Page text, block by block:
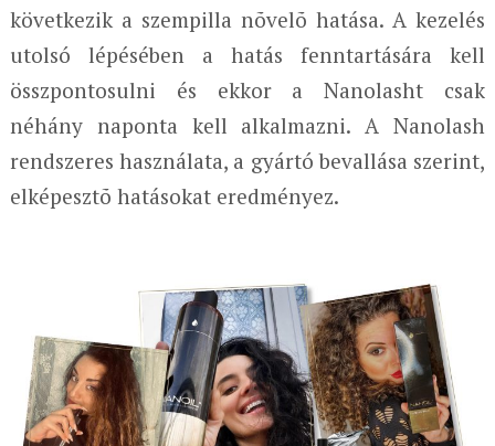
következik a szempilla nõvelõ hatása. A kezelés
utolsó lépésében a hatás fenntartására kell
összpontosulni és ekkor a Nanolasht csak
néhány naponta kell alkalmazni. A Nanolash
rendszeres használata, a gyártó bevallása szerint,
elképesztõ hatásokat eredményez.